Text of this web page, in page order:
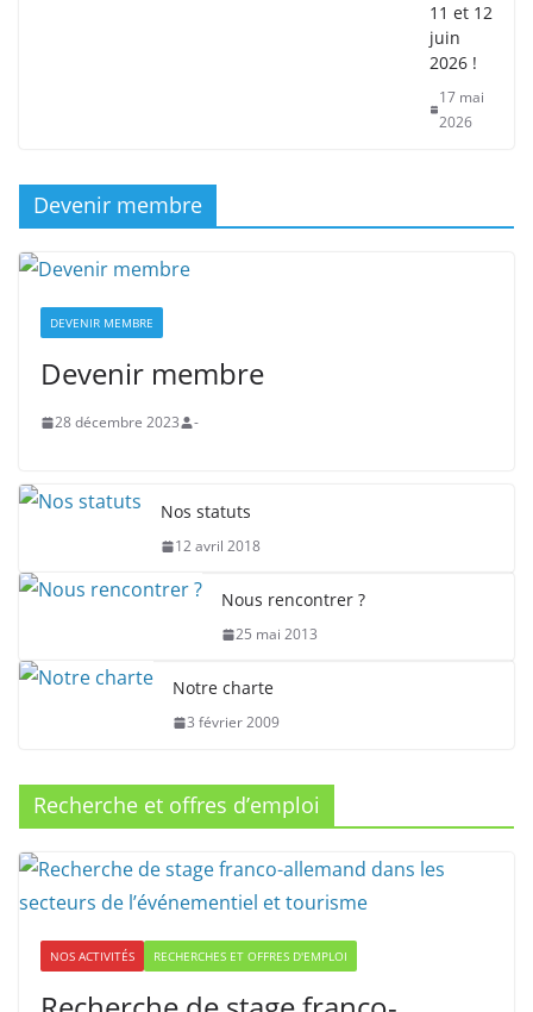
11 et 12
juin
2026 !
17 mai
2026
Devenir membre
DEVENIR MEMBRE
Devenir membre
28 décembre 2023 -
Nos statuts
12 avril 2018
Nous rencontrer ?
25 mai 2013
Notre charte
3 février 2009
Recherche et offres d’emploi
NOS ACTIVITÉS RECHERCHES ET OFFRES D'EMPLOI